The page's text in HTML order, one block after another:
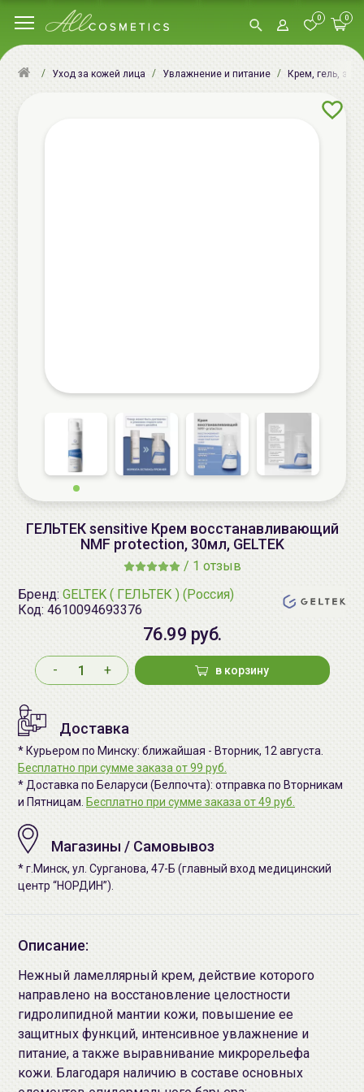
0 0
Уход за кожей лица Увлажнение и питание Крем, гель,
ГЕЛЬТЕК sensitive Крем восстанавливающий
NMF protection, 30мл, GELTEK
/ 1 отзыв
Бренд: GELTEK ( ГЕЛЬТЕК ) (Россия)
Код: 4610094693376
76.99 руб.
- + в корзину
Доставка
* Курьером по Минску: ближайшая - Вторник, 12 августа.
Бесплатно при сумме заказа от 99 руб.
* Доставка по Беларуси (Белпочта): отправка по Вторникам
и Пятницам. Бесплатно при сумме заказа от 49 руб.
Магазины / Самовывоз
* г.Минск, ул. Сурганова, 47-Б (главный вход медицинский
центр “НОРДИН”).
Описание:
Нежный ламеллярный крем, действие которого
направлено на восстановление целостности
гидролипидной мантии кожи, повышение ее
защитных функций, интенсивное увлажнение и
питание, а также выравнивание микрорельефа
кожи. Благодаря наличию в составе основных